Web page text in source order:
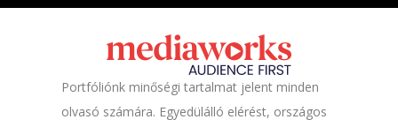
Portfóliónk minőségi tartalmat jelent minden
olvasó számára. Egyedülálló elérést, országos